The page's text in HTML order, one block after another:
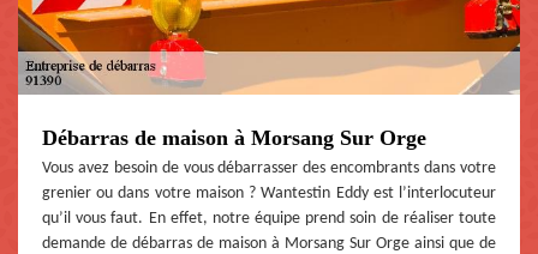
Débarras de maison à Morsang Sur Orge
Vous avez besoin de vous débarrasser des encombrants dans votre
grenier ou dans votre maison ? Wantestin Eddy est l’interlocuteur
qu’il vous faut. En effet, notre équipe prend soin de réaliser toute
demande de débarras de maison à Morsang Sur Orge ainsi que de